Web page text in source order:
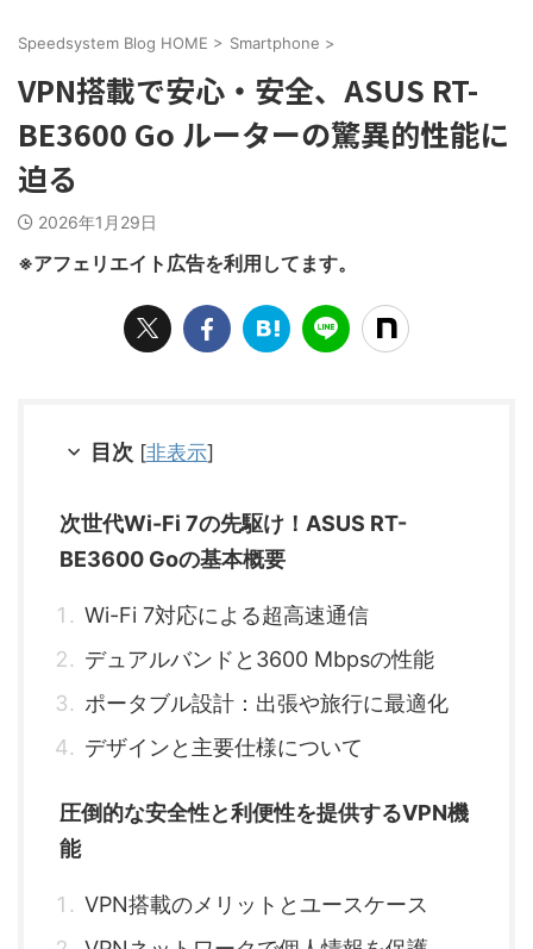
Speedsystem Blog HOME > Smartphone >
VPN搭載で安心・安全、ASUS RT-
BE3600 Go ルーターの驚異的性能に
迫る
2026年1月29日
※アフェリエイト広告を利用してます。
目次 [非表示]
次世代Wi-Fi 7の先駆け！ASUS RT-
BE3600 Goの基本概要
Wi-Fi 7対応による超高速通信
デュアルバンドと3600 Mbpsの性能
ポータブル設計：出張や旅行に最適化
デザインと主要仕様について
圧倒的な安全性と利便性を提供するVPN機
能
VPN搭載のメリットとユースケース